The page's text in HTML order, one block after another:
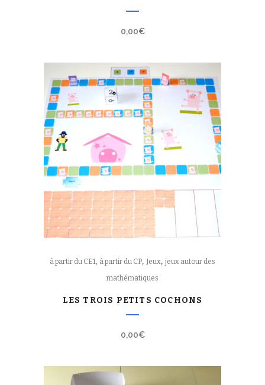
0,00€
à partir du CE1, à partir du CP, Jeux, jeux autour des
mathématiques
LES TROIS PETITS COCHONS
0,00€